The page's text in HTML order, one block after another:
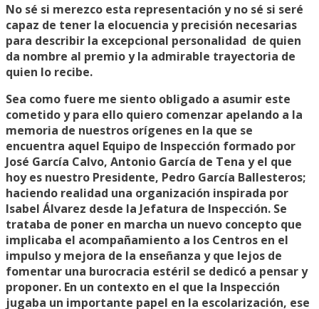
No sé si merezco esta representación y no sé si seré
capaz de tener la elocuencia y precisión necesarias
para describir la excepcional personalidad de quien
da nombre al premio y la admirable trayectoria de
quien lo recibe.
Sea como fuere me siento obligado a asumir este
cometido y para ello quiero comenzar apelando a la
memoria de nuestros orígenes en la que se
encuentra aquel Equipo de Inspección formado por
José García Calvo, Antonio García de Tena y el que
hoy es nuestro Presidente, Pedro García Ballesteros;
haciendo realidad una organización inspirada por
Isabel Álvarez desde la Jefatura de Inspección. Se
trataba de poner en marcha un nuevo concepto que
implicaba el acompañamiento a los Centros en el
impulso y mejora de la enseñanza y que lejos de
fomentar una burocracia estéril se dedicó a pensar y
proponer. En un contexto en el que la Inspección
jugaba un importante papel en la escolarización, ese